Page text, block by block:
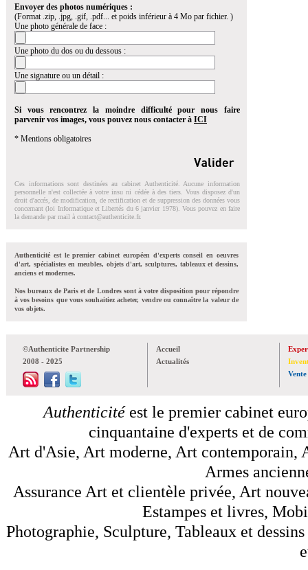
Envoyer des photos numériques :
(Format .zip, .jpg, .gif, .pdf... et poids inférieur à 4 Mo par fichier. )
Une photo générale de face :
Une photo du dos ou du dessous :
Une signature ou un détail :
Si vous rencontrez la moindre difficulté pour nous faire
parvenir vos images, vous pouvez nous contacter à ICI
* Mentions obligatoires
Ces informations sont destinées au cabinet Authenticité. Aucune information
personnelle n'est collectée à votre insu ni cédée à des tiers. Vous disposez d'un
droit d'accés, de modification, de rectification et de suppression des données vous
concernant (loi Informatique et Libertés du 6 janvier 1978). Vous pouvez en faire
la demande par mail à contact@authenticite.fr.
Authenticité est le premier cabinet européen d'experts conseil en oeuvres
d'art, spécialistes en meubles, objets d'art, sculptures, tableaux et dessins,
anciens et modernes.
Nos bureaux de Paris et de Londres sont à votre disposition pour répondre
à vos besoins que vous souhaitiez acheter, vendre ou connaître la valeur de
vos objets.
©Authenticite Partnership
2008 - 2025
Accueil
Actualités
Vente
Authenticitéest le premier cabinet
cinquantaine d'experts et de
Art d'Asie, Art moderne, Art contemporain,
Armes
Assurance Art et clientèle privée, Art
Estampes et livres,
Photographie, Sculpture, Tableaux et